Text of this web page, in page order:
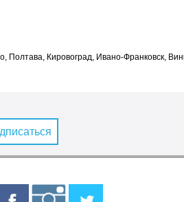
Полтава, Кировоград, Ивано-Франковск,